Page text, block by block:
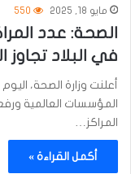
مايو 18, 2025 550
الصحة: عدد
في البلاد تجاوز
أعلنت وزارة الصحة،
المؤسسات العالمية
المراكز…
أكمل القراءة »